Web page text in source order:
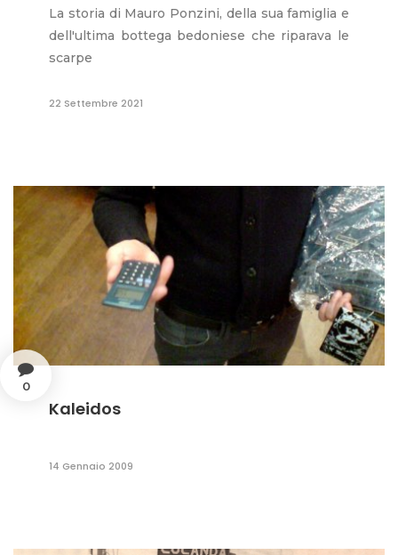
La storia di Mauro Ponzini, della sua famiglia e
dell'ultima bottega bedoniese che riparava le
scarpe
22 Settembre 2021
0
Kaleidos
14 Gennaio 2009